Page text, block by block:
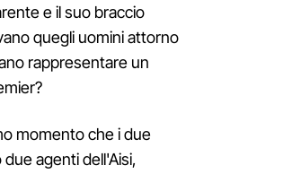
e il suo braccio
quegli uomini attorno
rappresentare un
momento che i due
agenti dell'Aisi,